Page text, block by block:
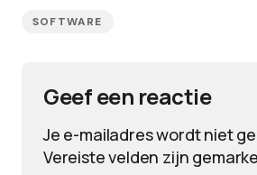
SOFTWARE
Geef een reactie
Je e-mailadres wordt niet
Vereiste velden zijn